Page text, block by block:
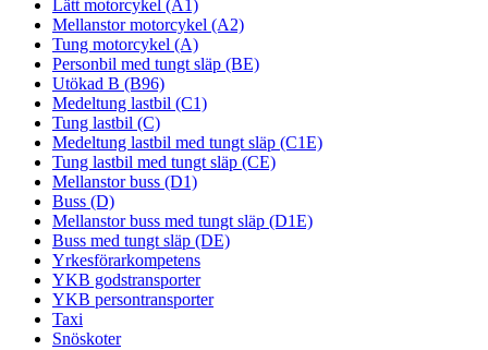
Lätt motorcykel (A1)
Mellanstor motorcykel (A2)
Tung motorcykel (A)
Personbil med tungt släp (BE)
Utökad B (B96)
Medeltung lastbil (C1)
Tung lastbil (C)
Medeltung lastbil med tungt släp (C1E)
Tung lastbil med tungt släp (CE)
Mellanstor buss (D1)
Buss (D)
Mellanstor buss med tungt släp (D1E)
Buss med tungt släp (DE)
Yrkesförarkompetens
YKB godstransporter
YKB persontransporter
Taxi
Snöskoter